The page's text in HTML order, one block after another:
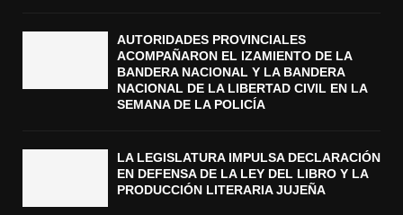
AUTORIDADES PROVINCIALES
ACOMPAÑARON EL IZAMIENTO DE LA
BANDERA NACIONAL Y LA BANDERA
NACIONAL DE LA LIBERTAD CIVIL EN LA
SEMANA DE LA POLICÍA
LA LEGISLATURA IMPULSA DECLARACIÓN
EN DEFENSA DE LA LEY DEL LIBRO Y LA
PRODUCCIÓN LITERARIA JUJEÑA